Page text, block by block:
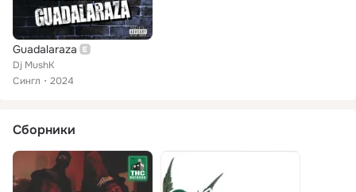
Guadalaraza
Dj MushK
Сингл
2024
Сборники